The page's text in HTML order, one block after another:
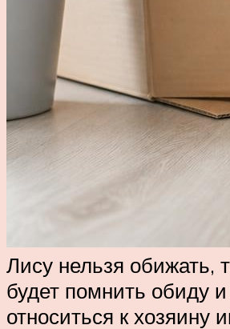
Лису нельзя обижать,
будет помнить обиду и
относиться к хозяину